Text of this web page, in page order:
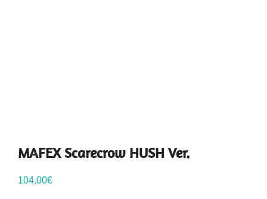
MAFEX Scarecrow HUSH Ver.
104,00€